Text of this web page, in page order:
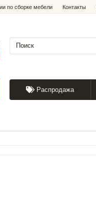
по сборке мебели Контакты
Распродажа